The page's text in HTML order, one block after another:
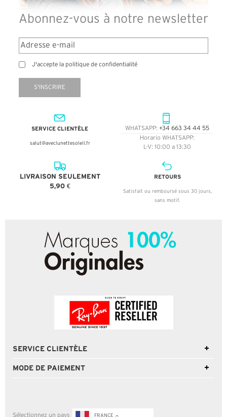
Abonnez-vous à notre newsletter
J'accepte la politique de confidentialité
S'INSCRIRE
SERVICE CLIENTÈLE
salut@aveclunettesoleil.fr
WHATSAPP: +34 663 34 44 55
Horario WHATSAPP:
L-V: 10:00 a 13:30
LIVRAISON SEULEMENT
5,90 €
RETOURS
Satisfait ou remboursé sous 30 jours,
sans motif.
SERVICE CLIENTÈLE
MODE DE PAIEMENT
Sélectionnez un pays FRANCE